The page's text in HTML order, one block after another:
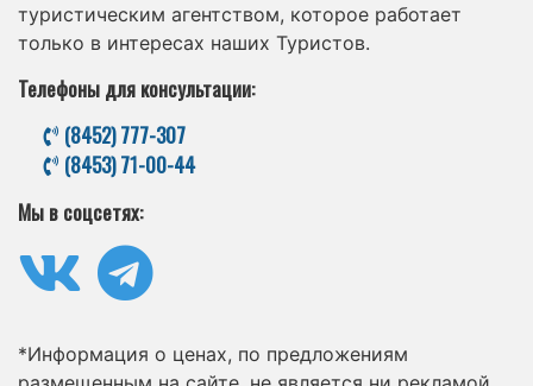
туристическим агентством, которое работает
только в интересах наших Туристов.
Телефоны для консультации:
(8452) 777-307
(8453) 71-00-44
Мы в соцсетях:
*Информация о ценах, по предложениям